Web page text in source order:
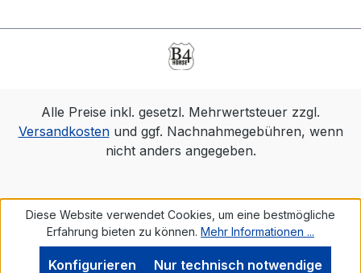
Alle Preise inkl. gesetzl. Mehrwertsteuer zzgl.
Versandkostenund ggf. Nachnahmegebühren, wenn
nicht anders angegeben.
Diese Website verwendet Cookies, um eine bestmögliche
Erfahrung bieten zu können. Mehr Informationen ...
Nur technisch notwendige
Konfigurieren